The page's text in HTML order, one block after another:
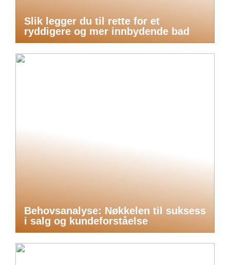
Slik legger du til rette for et
ryddigere og mer innbydende bad
Behovsanalyse: Nøkkelen til suksess
i salg og kundeforståelse